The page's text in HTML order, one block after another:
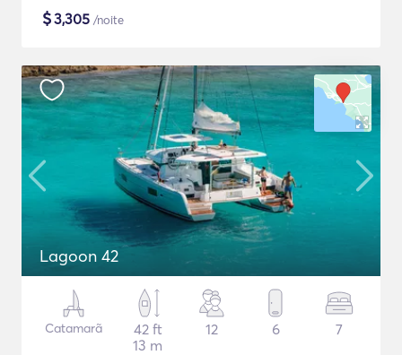
$3,305 /noite
Lagoon 42
Catamarã
42 ft
13 m
12 6 7